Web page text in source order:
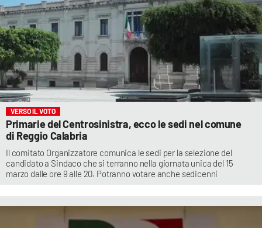
VERSO IL VOTO
Primarie del Centrosinistra, ecco le sedi nel comune
di Reggio Calabria
Il comitato Organizzatore comunica le sedi per la selezione del
candidato a Sindaco che si terranno nella giornata unica del 15
marzo dalle ore 9 alle 20. Potranno votare anche sedicenni